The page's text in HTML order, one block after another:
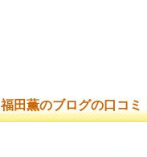
福田薫のブログの口コミ